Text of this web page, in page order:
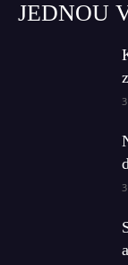
JEDNOU